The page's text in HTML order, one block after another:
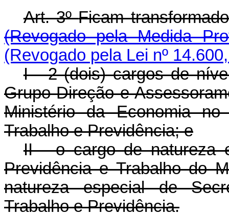
Art. 3º Ficam
(Revogado pela Medida
(Revogado pela Lei nº
I - 2 (dois) cargos de
Grupo-Direção e
Ministério da Economia
Trabalho e Previdência; e
II - o cargo de natureza
Previdência e Trabalho do
natureza especial de
Trabalho e Previdência.